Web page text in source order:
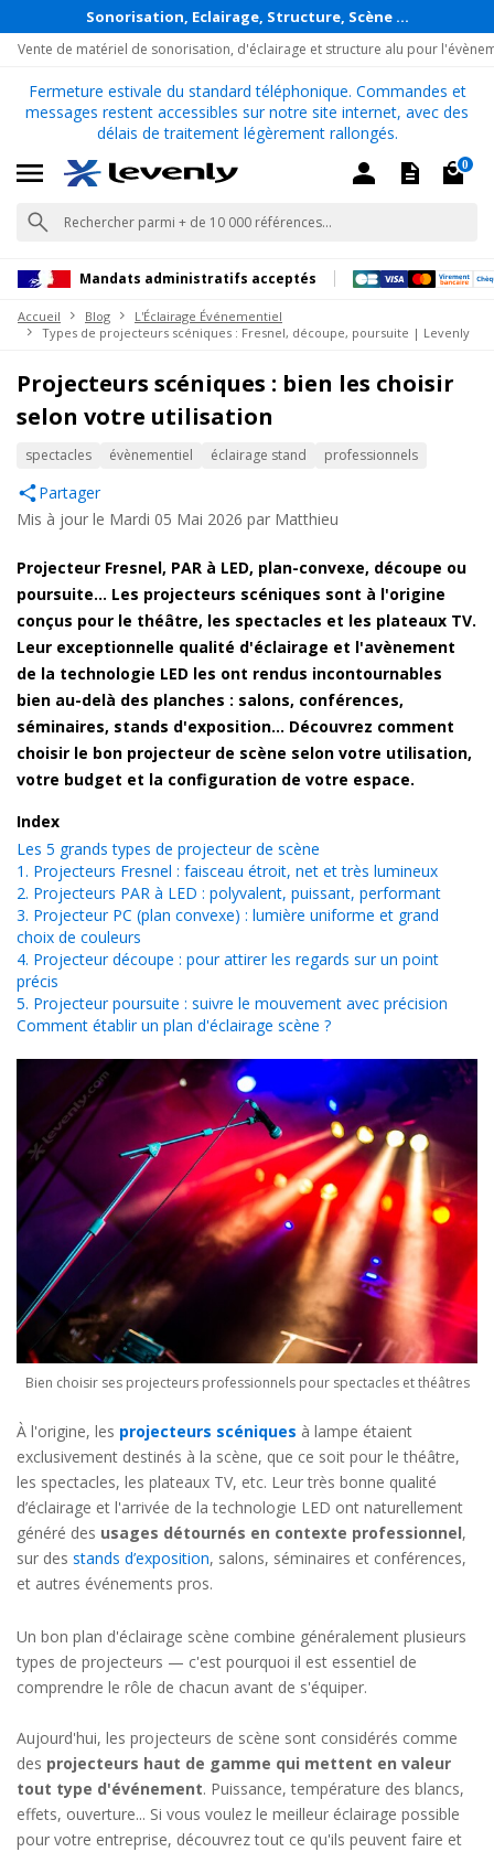
Sonorisation, Eclairage, Structure, Scène ...
Vente de matériel de sonorisation, d'éclairage et structure alu pour
Fermeture estivale du standard téléphonique. Commandes et
messages restent accessibles sur notre site internet, avec des
délais de traitement légèrement rallongés.
0
Mandats administratifs acceptés
Accueil Blog
L'Éclairage Événementiel
Types de projecteurs scéniques : Fresnel, découpe, poursuite | Levenly
Projecteurs scéniques : bien les choisir
selon votre utilisation
spectacles évènementiel éclairage stand professionnels
Partager
Mis à jour le Mardi 05 Mai 2026 par Matthieu
Projecteur Fresnel, PAR à LED, plan-convexe, découpe ou
poursuite... Les projecteurs scéniques sont à l'origine
conçus pour le théâtre, les spectacles et les plateaux TV.
Leur exceptionnelle qualité d'éclairage et l'avènement
de la technologie LED les ont rendus incontournables
bien au-delà des planches : salons, conférences,
séminaires, stands d'exposition... Découvrez comment
choisir le bon projecteur de scène selon votre utilisation,
votre budget et la configuration de votre espace.
Index
Les 5 grands types de projecteur de scène
1. Projecteurs Fresnel : faisceau étroit, net et très lumineux
2. Projecteurs PAR à LED : polyvalent, puissant, performant
3. Projecteur PC (plan convexe) : lumière uniforme et grand
choix de couleurs
4. Projecteur découpe : pour attirer les regards sur un point
précis
5. Projecteur poursuite : suivre le mouvement avec précision
Comment établir un plan d'éclairage scène ?
Bien choisir ses projecteurs professionnels pour spectacles et théâtres
À l'origine, les projecteurs scéniques à lampe étaient
exclusivement destinés à la scène, que ce soit pour le théâtre,
les spectacles, les plateaux TV, etc. Leur très bonne qualité
d’éclairage et l'arrivée de la technologie LED ont naturellement
généré des usages détournés en contexte professionnel,
sur des stands d’exposition, salons, séminaires et conférences,
et autres événements pros.
Un bon plan d'éclairage scène combine généralement plusieurs
types de projecteurs — c'est pourquoi il est essentiel de
comprendre le rôle de chacun avant de s'équiper.
Aujourd'hui, les projecteurs de scène sont considérés comme
des projecteurs haut de gamme qui mettent en valeur
tout type d'événement. Puissance, température des blancs,
effets, ouverture... Si vous voulez le meilleur éclairage possible
pour votre entreprise, découvrez tout ce qu'ils peuvent faire et